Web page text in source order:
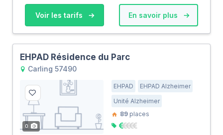
Voir les tarifs En savoir plus
EHPAD Résidence du Parc
Carling 57490
0
EHPAD
EHPAD Alzheimer
Unité Alzheimer
89 places